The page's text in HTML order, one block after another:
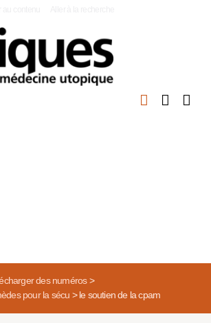
des numéros>
pour la sécu > le soutien de la cpam